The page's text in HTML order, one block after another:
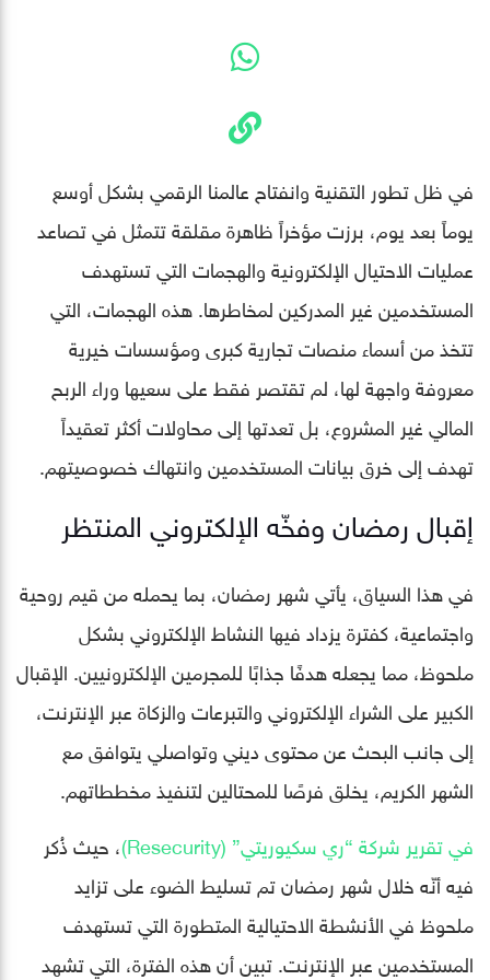
في ظل تطور التقنية وانفتاح عالمنا الرقمي بشكل أوسع
يوماً بعد يوم، برزت مؤخراً ظاهرة مقلقة تتمثل في تصاعد
عمليات الاحتيال الإلكترونية والهجمات التي تستهدف
المستخدمين غير المدركين لمخاطرها. هذه الهجمات، التي
تتخذ من أسماء منصات تجارية كبرى ومؤسسات خيرية
معروفة واجهة لها، لم تقتصر فقط على سعيها وراء الربح
المالي غير المشروع، بل تعدتها إلى محاولات أكثر تعقيداً
تهدف إلى خرق بيانات المستخدمين وانتهاك خصوصيتهم.
إقبال رمضان وفخّه الإلكتروني المنتظر
في هذا السياق، يأتي شهر رمضان، بما يحمله من قيم روحية
واجتماعية، كفترة يزداد فيها النشاط الإلكتروني بشكل
ملحوظ، مما يجعله هدفًا جذابًا للمجرمين الإلكترونيين. الإقبال
الكبير على الشراء الإلكتروني والتبرعات والزكاة عبر الإنترنت،
إلى جانب البحث عن محتوى ديني وتواصلي يتوافق مع
الشهر الكريم، يخلق فرصًا للمحتالين لتنفيذ مخططاتهم.
في تقرير شركة “ري سكيوريتي” (Resecurity)
، حيث ذُكر
فيه أنّه خلال شهر رمضان تم تسليط الضوء على تزايد
ملحوظ في الأنشطة الاحتيالية المتطورة التي تستهدف
المستخدمين عبر الإنترنت. تبين أن هذه الفترة، التي تشهد